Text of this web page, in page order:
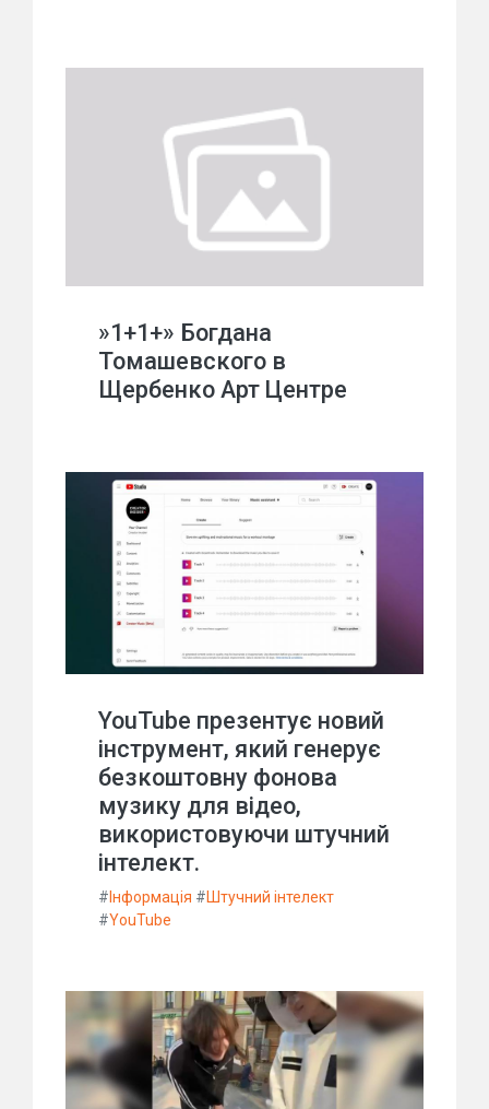
»1+1+» Богдана
Томашевского в
Щербенко Арт Центре
YouTube презентує новий
інструмент, який генерує
безкоштовну фонова
музику для відео,
використовуючи штучний
інтелект.
#Інформація #Штучний інтелект
#YouTube